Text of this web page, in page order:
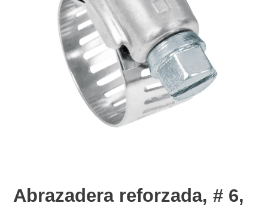
Abrazadera reforzada, # 6,